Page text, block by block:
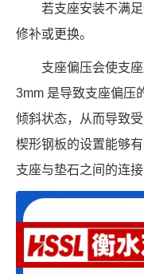
若支座安装不满
修补或更换。
支座偏压会使支
3mm 是导致支座偏压
倾斜状态，从而导致
楔形钢板的设置能够
支座与垫石之间的连接